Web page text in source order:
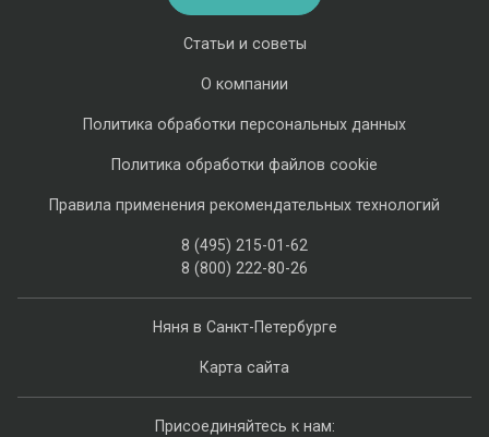
Няня в Санкт-Петербурге
Карта сайта
Статьи и советы
О компании
Политика обработки персональных данных
Политика обработки файлов cookie
Правила применения рекомендательных технологий
8 (495) 215-01-62
8 (800) 222-80-26
Присоединяйтесь к нам: